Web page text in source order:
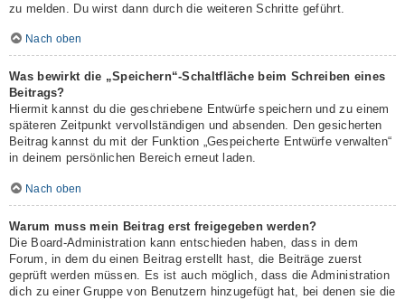
zu melden. Du wirst dann durch die weiteren Schritte geführt.
Nach oben
Was bewirkt die „Speichern“-Schaltfläche beim Schreiben eines
Beitrags?
Hiermit kannst du die geschriebene Entwürfe speichern und zu einem
späteren Zeitpunkt vervollständigen und absenden. Den gesicherten
Beitrag kannst du mit der Funktion „Gespeicherte Entwürfe verwalten“
in deinem persönlichen Bereich erneut laden.
Nach oben
Warum muss mein Beitrag erst freigegeben werden?
Die Board-Administration kann entschieden haben, dass in dem
Forum, in dem du einen Beitrag erstellt hast, die Beiträge zuerst
geprüft werden müssen. Es ist auch möglich, dass die Administration
dich zu einer Gruppe von Benutzern hinzugefügt hat, bei denen sie die